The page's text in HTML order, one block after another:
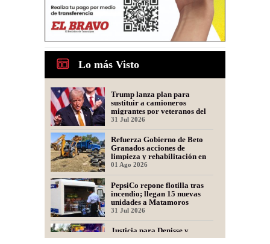
Lo más Visto
Trump lanza plan para
sustituir a camioneros
migrantes por veteranos del
Ejército
31 Jul 2026
Refuerza Gobierno de Beto
Granados acciones de
limpieza y rehabilitación en
Los Presidentes
01 Ago 2026
PepsiCo repone flotilla tras
incendio; llegan 15 nuevas
unidades a Matamoros
31 Jul 2026
Justicia para Denisse y
Dinorah: Convocan a Marcha